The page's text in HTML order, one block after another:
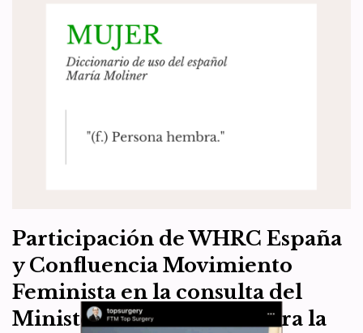
Los principios antifeministas
En esta entrada, traducimos la respuesta de WHRC a la “Afirmación
Participación de WHRC España
y Confluencia Movimiento
Feminista en la consulta del
Ministerio de Igualdad para la